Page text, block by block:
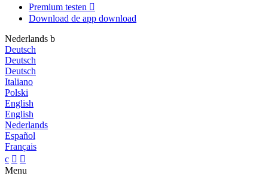
Premium testen 
Download de app download
Nederlands b
Deutsch
Deutsch
Deutsch
Italiano
Polski
English
English
Nederlands
Español
Français
c  
Menu